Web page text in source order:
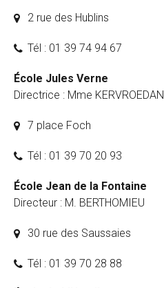
2 rue des Hublins
Tél : 01 39 74 94 67
École Jules Verne
Directrice : Mme KERVROEDAN
7 place Foch
Tél : 01 39 70 20 93
École Jean de la Fontaine
Directeur : M. BERTHOMIEU
30 rue des Saussaies
Tél : 01 39 70 28 88